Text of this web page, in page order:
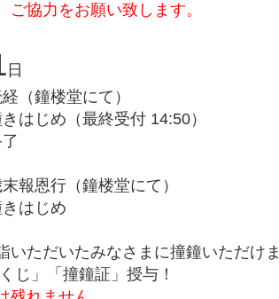
ご協力をお願い致します。
日
鐘楼堂にて）
（最終受付 14:50）
恩行（鐘楼堂にて）
じめ
いただいたみなさまに撞鐘いただけま
じ」「撞鐘証」授与！